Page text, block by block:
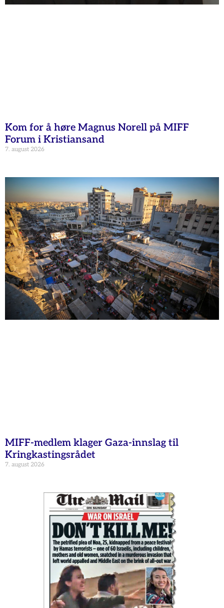
Kom for å høre Magnus Norell på MIFF
Forum i Kristiansand
7. august 2026
MIFF-medlem klager Gaza-innslag til
Kringkastingsrådet
7. august 2026